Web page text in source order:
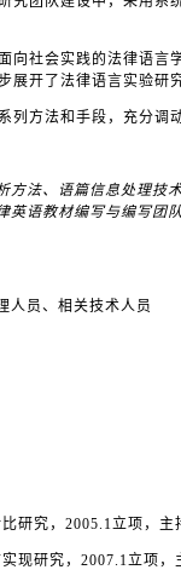
向社会实践的法律语
展开了法律语言实验研
列方法和手段，充分
方法、语篇信息处理技
英语教材编写与编写
人员、相关技术人员
研究， 2005.1立项，主
现研究， 2007.1立项，